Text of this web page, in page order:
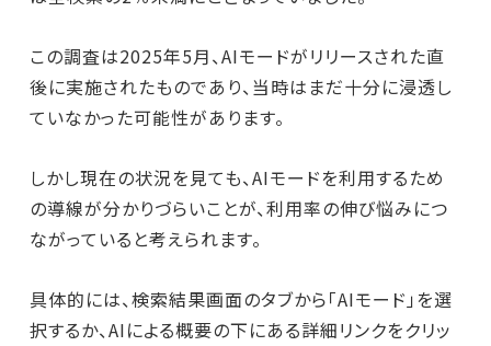
この調査は2025年5月、AIモードがリリースされた直
後に実施されたものであり、当時はまだ十分に浸透し
ていなかった可能性があります。
しかし現在の状況を見ても、AIモードを利用するため
の導線が分かりづらいことが、利用率の伸び悩みにつ
ながっていると考えられます。
具体的には、検索結果画面のタブから「AIモード」を選
択するか、AIによる概要の下にある詳細リンクをクリッ